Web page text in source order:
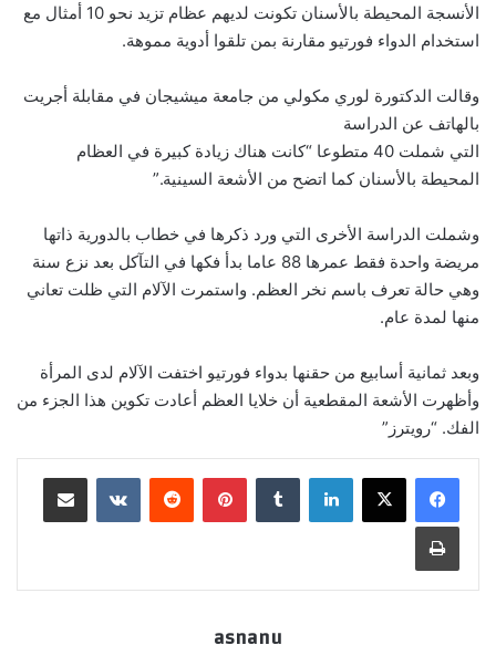
الأنسجة المحيطة بالأسنان تكونت لديهم عظام تزيد نحو 10 أمثال مع
استخدام الدواء فورتيو مقارنة بمن تلقوا أدوية مموهة.
وقالت الدكتورة لوري مكولي من جامعة ميشيجان في مقابلة أجريت
بالهاتف عن الدراسة
التي شملت 40 متطوعا “كانت هناك زيادة كبيرة في العظام
المحيطة بالأسنان كما اتضح من الأشعة السينية.”
وشملت الدراسة الأخرى التي ورد ذكرها في خطاب بالدورية ذاتها
مريضة واحدة فقط عمرها 88 عاما بدأ فكها في التآكل بعد نزع سنة
وهي حالة تعرف باسم نخر العظم. واستمرت الآلام التي ظلت تعاني
منها لمدة عام.
وبعد ثمانية أسابيع من حقنها بدواء فورتيو اختفت الآلام لدى المرأة
وأظهرت الأشعة المقطعية أن خلايا العظم أعادت تكوين هذا الجزء من
الفك. “رويترز”
لينكدإن بينتيريست
asnanu